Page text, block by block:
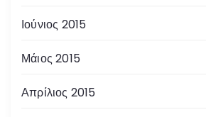
Ιούνιος 2015
Μάιος 2015
Απρίλιος 2015